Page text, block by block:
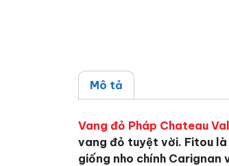
Mô tả
Vang đỏ Pháp Chateau
vang đỏ tuyệt vời. Fitou
giống nho chính Carignan